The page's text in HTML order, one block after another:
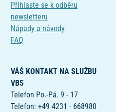
Přihlaste se k odběru
newsletteru
Nápady a návody
FAQ
VÁŠ KONTAKT NA SLUŽBU
VBS
Telefon Po.-Pá. 9 - 17
Telefon: +49 4231 - 668980